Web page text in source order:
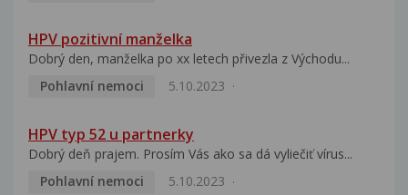
HPV pozitivní manželka
Dobrý den, manželka po xx letech přivezla z Východu...
Pohlavní nemoci
5.10.2023
HPV typ 52 u partnerky
Dobrý deň prajem. Prosím Vás ako sa dá vyliečiť vírus...
Pohlavní nemoci
5.10.2023